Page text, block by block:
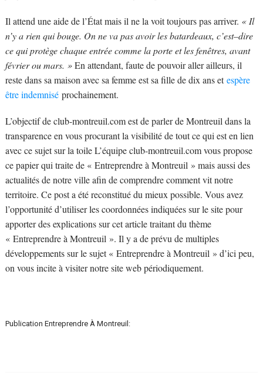
Il attend une aide de l’État mais il ne la voit toujours pas arriver. « Il
n’y a rien qui bouge. On ne va pas avoir les batardeaux, c’est–dire
ce qui protège chaque entrée comme la porte et les fenêtres, avant
février ou mars. »En attendant, faute de pouvoir aller ailleurs, il
reste dans sa maison avec sa femme est sa fille de dix ans etespère
être indemniséprochainement.
L’objectif de club-montreuil.com est de parler de Montreuil dans la
transparence en vous procurant la visibilité de tout ce qui est en lien
avec ce sujet sur la toile L’équipe club-montreuil.com vous propose
ce papier qui traite de « Entreprendre à Montreuil » mais aussi des
actualités de notre ville afin de comprendre comment vit notre
territoire. Ce post a été reconstitué du mieux possible. Vous avez
l’opportunité d’utiliser les coordonnées indiquées sur le site pour
apporter des explications sur cet article traitant du thème
« Entreprendre à Montreuil ». Il y a de prévu de multiples
développements sur le sujet « Entreprendre à Montreuil » d’ici peu,
on vous incite à visiter notre site web périodiquement.
Publication Entreprendre À Montreuil: